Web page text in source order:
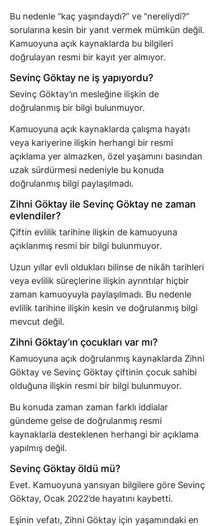
Bu nedenle “kaç yaşındaydı?” ve “nereliydi?”
sorularına kesin bir yanıt vermek mümkün değil.
Kamuoyuna açık kaynaklarda bu bilgileri
doğrulayan resmi bir kayıt yer almıyor.
Sevinç Göktay ne iş yapıyordu?
Sevinç Göktay’ın mesleğine ilişkin de
doğrulanmış bir bilgi bulunmuyor.
Kamuoyuna açık kaynaklarda çalışma hayatı
veya kariyerine ilişkin herhangi bir resmi
açıklama yer almazken, özel yaşamını basından
uzak sürdürmesi nedeniyle bu konuda
doğrulanmış bilgi paylaşılmadı.
Zihni Göktay ile Sevinç Göktay ne zaman
evlendiler?
Çiftin evlilik tarihine ilişkin de kamuoyuna
açıklanmış resmi bir bilgi bulunmuyor.
Uzun yıllar evli oldukları bilinse de nikâh tarihleri
veya evlilik süreçlerine ilişkin ayrıntılar hiçbir
zaman kamuoyuyla paylaşılmadı. Bu nedenle
evlilik tarihine ilişkin kesin ve doğrulanmış bilgi
mevcut değil.
Zihni Göktay’ın çocukları var mı?
Kamuoyuna açık doğrulanmış kaynaklarda Zihni
Göktay ve Sevinç Göktay çiftinin çocuk sahibi
olduğuna ilişkin resmi bir bilgi bulunmuyor.
Bu konuda zaman zaman farklı iddialar
gündeme gelse de doğrulanmış resmi
kaynaklarla desteklenen herhangi bir açıklama
yapılmış değil.
Sevinç Göktay öldü mü?
Evet. Kamuoyuna yansıyan bilgilere göre Sevinç
Göktay, Ocak 2022’de hayatını kaybetti.
Eşinin vefatı, Zihni Göktay için yaşamındaki en